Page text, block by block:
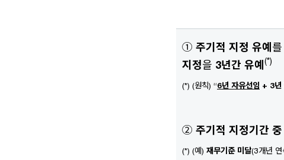
① 주기적 지정 유예
지정을 3년간 유예(*)
(*) (원칙) “6년 자유선임 + 3년
② 주기적 지정기간 중
(*) (예) 재무기준 미달(3개년 연